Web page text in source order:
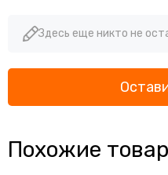
Офисные диваны Дизайн
Здесь еще никто не
Похожие